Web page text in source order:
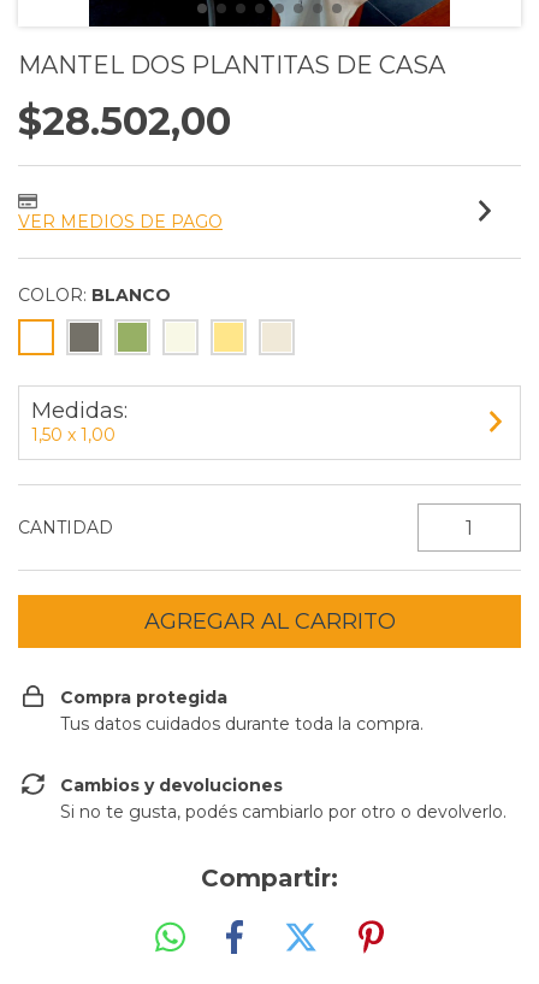
MANTEL DOS PLANTITAS DE CASA
$28.502,00
VER MEDIOS DE PAGO
COLOR: BLANCO
Medidas:
1,50 x 1,00
CANTIDAD
Compra protegida
Tus datos cuidados durante toda la compra.
Cambios y devoluciones
Si no te gusta, podés cambiarlo por otro o devolverlo.
Compartir: